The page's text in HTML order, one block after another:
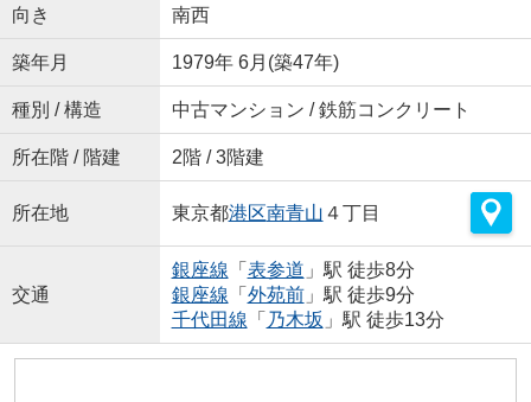
向き 南西
築年月 1979年 6月(築47年)
種別 / 構造 中古マンション / 鉄筋コンクリート
所在階 / 階建 2階 / 3階建
所在地 東京都港区南青山 ４丁目
交通
銀座線 「 表参道 」駅 徒歩8分
銀座線 「 外苑前」駅 徒歩9分
千代田線 「 乃木坂 」駅 徒歩13分